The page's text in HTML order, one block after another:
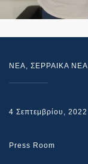
NEA, ΣΕΡΡΑΙΚΑ ΝΕΑ
4 Σεπτεμβρίου, 2022
Press Room